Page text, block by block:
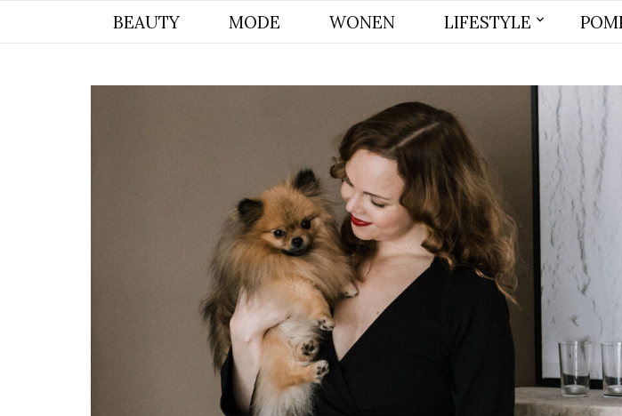
BEAUTY MODE WONEN LIFESTYLE
BYCHRISTIANA, EEN INSPIREREND
ONLINE MAGAZINE VOOR BEAUTY,
BEAUTY MODE